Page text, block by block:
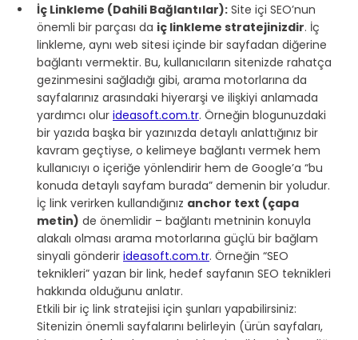
İç Linkleme (Dahili Bağlantılar): Site içi SEO’nun
önemli bir parçası da iç linkleme stratejinizdir. İç
linkleme, aynı web sitesi içinde bir sayfadan diğerine
bağlantı vermektir. Bu, kullanıcıların sitenizde rahatça
gezinmesini sağladığı gibi, arama motorlarına da
sayfalarınız arasındaki hiyerarşi ve ilişkiyi anlamada
yardımcı olur ideasoft.com.tr. Örneğin blogunuzdaki
bir yazıda başka bir yazınızda detaylı anlattığınız bir
kavram geçtiyse, o kelimeye bağlantı vermek hem
kullanıcıyı o içeriğe yönlendirir hem de Google’a “bu
konuda detaylı sayfam burada” demenin bir yoludur.
İç link verirken kullandığınız anchor text (çapa
metin) de önemlidir – bağlantı metninin konuyla
alakalı olması arama motorlarına güçlü bir bağlam
sinyali gönderir ideasoft.com.tr. Örneğin “SEO
teknikleri” yazan bir link, hedef sayfanın SEO teknikleri
hakkında olduğunu anlatır.
Etkili bir iç link stratejisi için şunları yapabilirsiniz:
Sitenizin önemli sayfalarını belirleyin (ürün sayfaları,